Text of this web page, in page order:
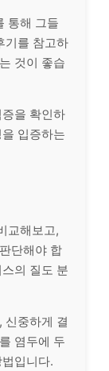
통해 그들
기를 참고하
것이 좋습
을 확인하
입증하는
교해보고,
단해야 합
의 질도 분
신중하게 결
염두에 두
입니다.